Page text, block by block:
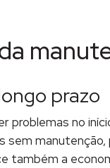
prazo
problemas no
sem
também a